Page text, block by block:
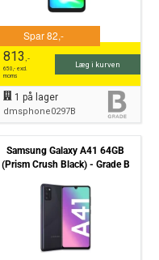
813,-
650,- excl.
moms
Læg i kurven
1 på lager
dmsphone0297B
Samsung Galaxy A41 64GB
(Prism Crush Black) - Grade B